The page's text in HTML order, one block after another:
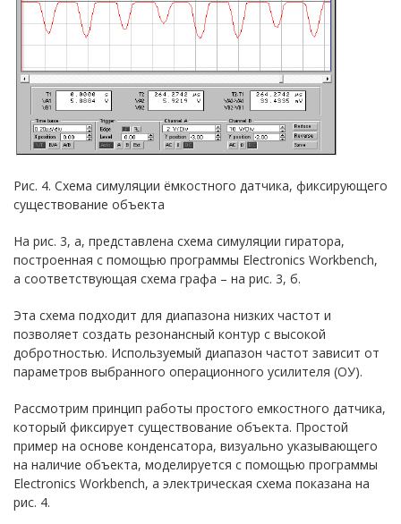
Рис. 4. Схема симуляции ёмкостного датчика, фиксирующего
существование объекта
На рис. 3, а, представлена схема симуляции гиратора,
построенная с помощью программы Electronics Workbench,
а соответствующая схема графа – на рис. 3, б.
Эта схема подходит для диапазона низких частот и
позволяет создать резонансный контур с высокой
добротностью. Используемый диапазон частот зависит от
параметров выбранного операционного усилителя (ОУ).
Рассмотрим принцип работы простого емкостного датчика,
который фиксирует существование объекта. Простой
пример на основе конденсатора, визуально указывающего
на наличие объекта, моделируется с помощью программы
Electronics Workbench, а электрическая схема показана на
рис. 4.